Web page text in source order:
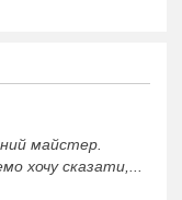
телефона 💎
майстер.
хочу сказати,...